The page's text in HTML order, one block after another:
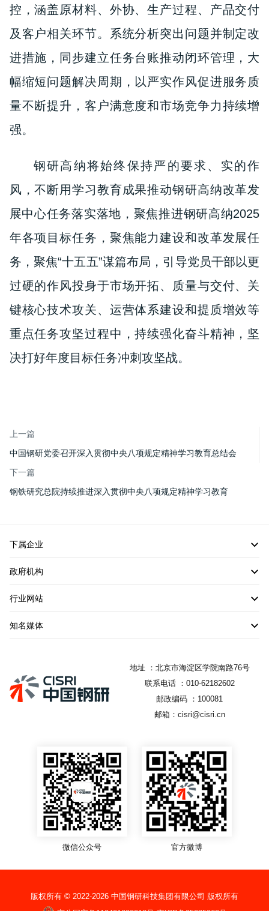
控，涵盖原材料、外协、生产过程、产品交付
及客户相关环节。系统分析突出问题并制定改
进措施，同步建立任务台账推动闭环管理，大
幅缩短问题解决周期，以严实作风促进服务质
量不断提升，客户满意度和市场竞争力持续增
强。
钢研高纳将始终保持严的要求、实的作
风，不断用学习教育成果推动钢研高纳改革发
展中心任务落实落地，聚焦推进钢研高纳2025
年各项目标任务，聚焦能力建设和改革发展任
务，聚焦“十五五”谋篇布局，引导党员干部以更
过硬的作风投身于市场开拓、质量与交付、关
键核心技术攻关、运营体系建设和提质增效等
重点任务攻坚过程中，持续强化奋斗精神，坚
决打好年度目标任务冲刺攻坚战。
上一篇
中国钢研党委召开深入贯彻中央八项规定精神学习教育总结会
下一篇
钢铁研究总院持续推进深入贯彻中央八项规定精神学习教育
下属企业
政府机构
行业网站
知名媒体
地址 ：北京市海淀区学院南路76号
联系电话 ：010-62182602
邮政编码 ：100081
邮箱：cisri@cisri.cn
微信公众号 官方微博
版权所有 © 2022-2026 中国钢研科技集团有限公司 版权所有